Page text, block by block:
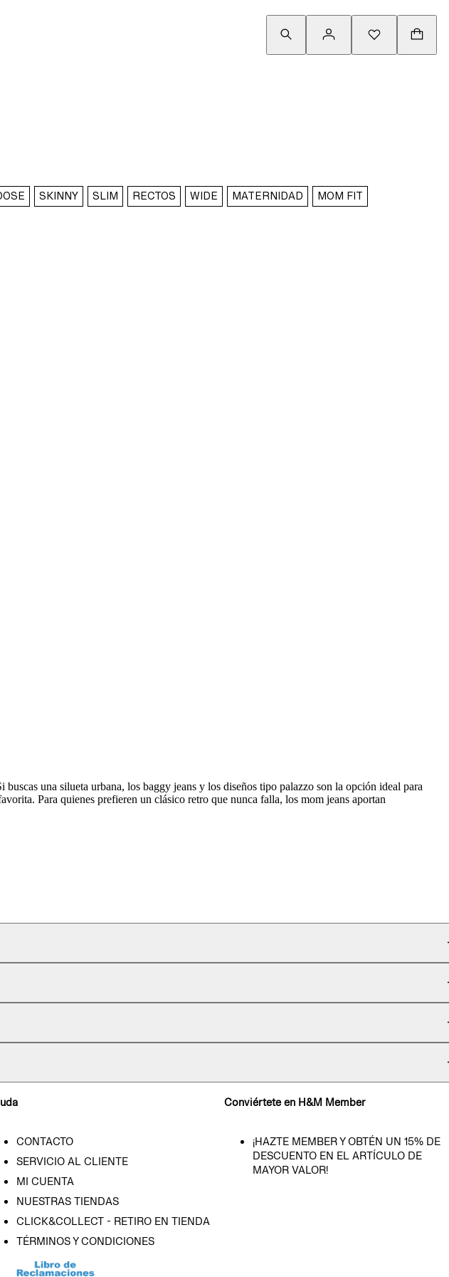
SKINNY SLIM RECTOS WIDE MATERNIDAD MOM FIT
una silueta urbana, los baggy jeans y los diseños tipo palazzo son la opción ideal para
Para quienes prefieren un clásico retro que nunca falla, los mom jeans aportan
CONTACTO
SERVICIO AL CLIENTE
MI CUENTA
NUESTRAS TIENDAS
CLICK&COLLECT - RETIRO EN TIENDA
TÉRMINOS Y CONDICIONES
Conviértete en H&M Member
¡HAZTE MEMBER Y OBTÉN UN 15% DE
DESCUENTO EN EL ARTÍCULO DE
MAYOR VALOR!